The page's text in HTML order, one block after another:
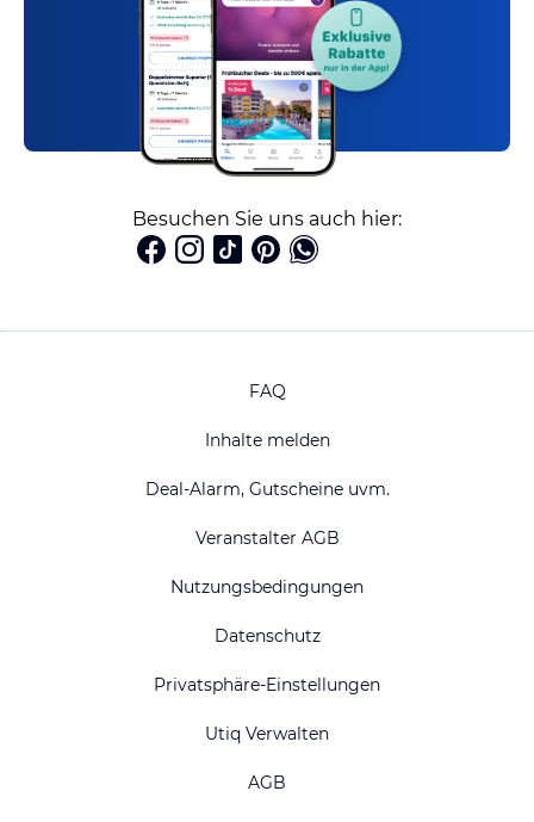
Besuchen Sie uns auch hier:
FAQ
Inhalte melden
Deal-Alarm, Gutscheine uvm.
Veranstalter AGB
Nutzungsbedingungen
Datenschutz
Privatsphäre-Einstellungen
Utiq Verwalten
AGB